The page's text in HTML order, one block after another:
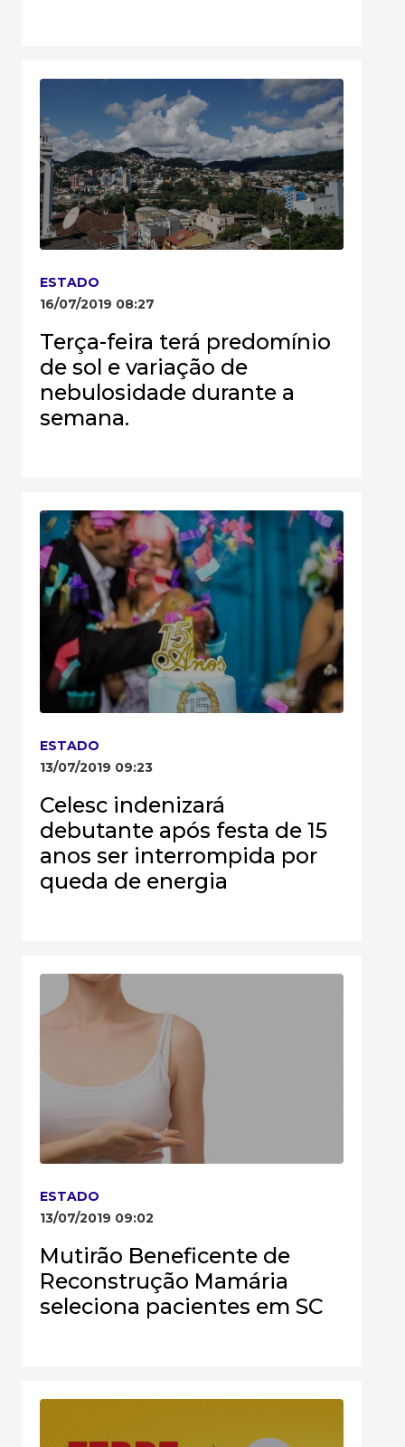
ESTADO
16/07/2019 08:27
Terça-feira terá predomínio
de sol e variação de
nebulosidade durante a
semana.
ESTADO
13/07/2019 09:23
Celesc indenizará
debutante após festa de 15
anos ser interrompida por
queda de energia
ESTADO
13/07/2019 09:02
Mutirão Beneficente de
Reconstrução Mamária
seleciona pacientes em SC